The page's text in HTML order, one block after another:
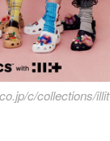
c/collections/illit